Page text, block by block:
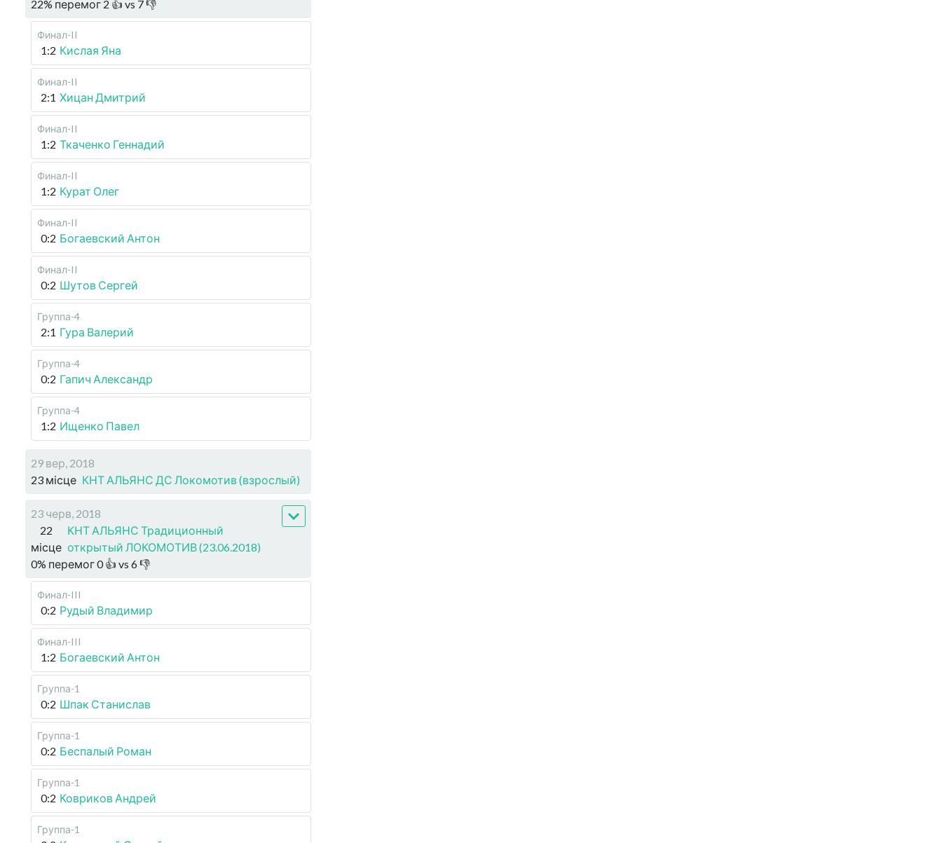
22% перемог 2 👍 vs 7👎
Финал-II
1:2 Кислая Яна
Финал-II
2:1 Хицан Дмитрий
Финал-II
1:2 Ткаченко Геннадий
Финал-II
1:2 Курат Олег
Финал-II
0:2 Богаевский Антон
Финал-II
0:2 Шутов Сергей
Группа-4
2:1 Гура Валерий
Группа-4
0:2 Гапич Александр
Группа-4
1:2 Ищенко Павел
29 вер, 2018
23 місце КНТ АЛЬЯНС ДС Локомотив (взрослый)
23 черв, 2018
22
місце
КНТ АЛЬЯНС Традиционный
открытый ЛОКОМОТИВ (23.06.2018)
0% перемог0👍 vs 6👎
Финал-III
0:2 Рудый Владимир
Финал-III
1:2 Богаевский Антон
Группа-1
0:2 Шпак Станислав
Группа-1
0:2 Беспалый Роман
Группа-1
0:2 Ковриков Андрей
Группа-1